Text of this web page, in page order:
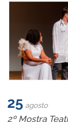
25 agosto
2º Mostra